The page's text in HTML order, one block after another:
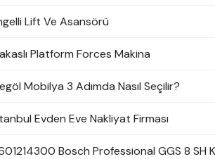
Lift Ve Asansörü
Platform Forces Makina
Mobilya 3 Adımda Nasıl Seçilir?
Evden Eve Nakliyat Firması
Bosch Professional GGS 8 SH